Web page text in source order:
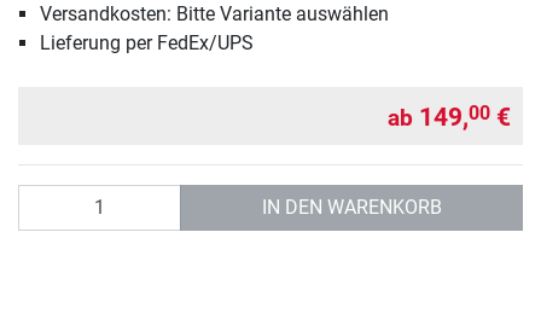
Versandkosten: Bitte Variante auswählen
Lieferung per FedEx/UPS
ab 149,00 €
IN DEN WARENKORB